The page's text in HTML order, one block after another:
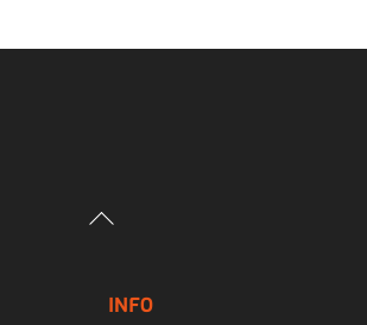
Back
INFO